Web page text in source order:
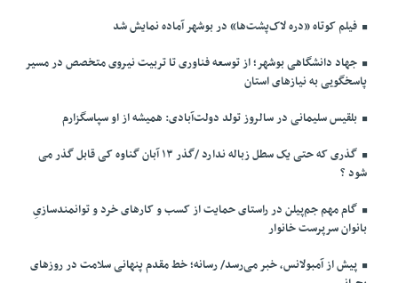
فیلم کوتاه «دره لاک‌پشت‌ها» در بوشهر آماده نمایش شد
جهاد دانشگاهی بوشهر؛ از توسعه فناوری تا تربیت نیروی متخصص در مسیر
پاسخگویی به نیازهای استان
بلقیس سلیمانی در سالروز تولد دولت‌آبادی: همیشه از او سپاسگزارم
گذری که حتی یک سطل زباله ندارد /گذر ۱۳ آبان گناوه کی قابل گذر می
شود ؟
گام مهم جم‌پیلن در راستای حمایت از کسب و کارهای خرد و توانمندسازیِ
بانوان سرپرست خانوار
پیش از آمبولانس، خبر می‌رسد/ رسانه؛ خط مقدم پنهانی سلامت در روزهای